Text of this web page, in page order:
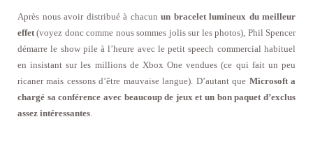
Après nous avoir distribué à chacun un bracelet lumineux du meilleur
effet (voyez donc comme nous sommes jolis sur les photos), Phil Spencer
démarre le show pile à l’heure avec le petit speech commercial habituel
en insistant sur les millions de Xbox One vendues (ce qui fait un peu
ricaner mais cessons d’être mauvaise langue). D’autant que Microsoft a
chargé sa conférence avec beaucoup de jeux et un bon paquet d’exclus
assez intéressantes